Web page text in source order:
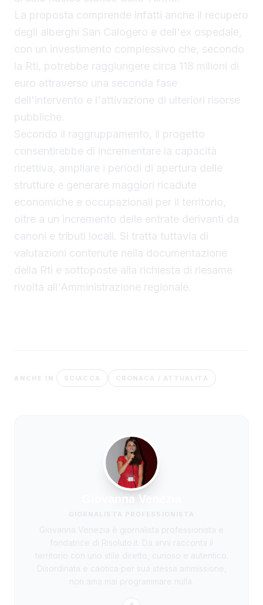
La proposta comprende infatti anche il recupero
degli alberghi San Calogero e dell'ex ospedale,
con un investimento complessivo che, secondo
la Rti, potrebbe raggiungere circa 118 milioni di
euro attraverso una seconda fase
dell'intervento e l'attivazione di ulteriori risorse
pubbliche.
Secondo il raggruppamento, il progetto
consentirebbe di incrementare la capacità
ricettiva, ampliare i periodi di apertura delle
strutture e generare maggiori ricadute
economiche e occupazionali per il territorio,
oltre a un incremento delle entrate derivanti da
canoni e tributi locali. Si tratta tuttavia di
valutazioni contenute nella documentazione
della Rti e sottoposte alla richiesta di riesame
rivolta all'Amministrazione regionale.
ANCHE IN SCIACCA CRONACA / ATTUALITÀ
Giovanna Venezia